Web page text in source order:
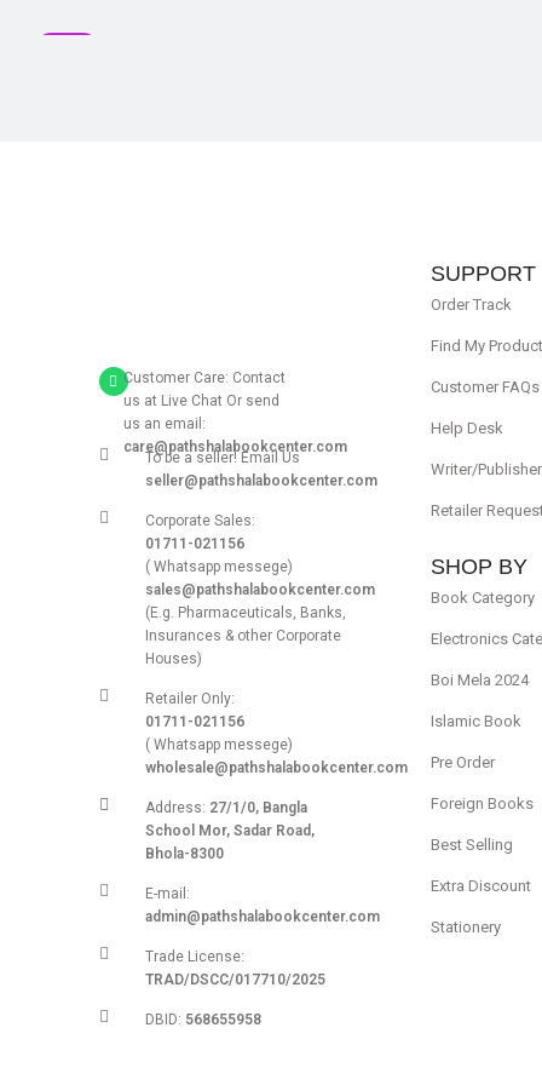
Customer Care: Contact
us at Live Chat Or send
us an email:
care@pathshalabookcenter.com
To be a seller! Email Us
seller@pathshalabookcenter.com
Corporate Sales:
01711-021156
( Whatsapp messege)
sales@pathshalabookcenter.com
(E.g. Pharmaceuticals, Banks,
Insurances & other Corporate
Houses)
Retailer Only:
01711-021156
( Whatsapp messege)
wholesale@pathshalabookcenter.com
Address: 27/1/0, Bangla
School Mor, Sadar Road,
Bhola-8300
E-mail:
admin@pathshalabookcenter.com
Trade License:
TRAD/DSCC/017710/2025
DBID: 568655958
SUPPORT
Order Track
Find My Product
Customer FAQs
Help Desk
Writer/
Retailer
SHOP BY
Book Category
Electronics
Boi Mela 2024
Islamic Book
Pre Order
Foreign Books
Best Selling
Extra Discount
Stationery